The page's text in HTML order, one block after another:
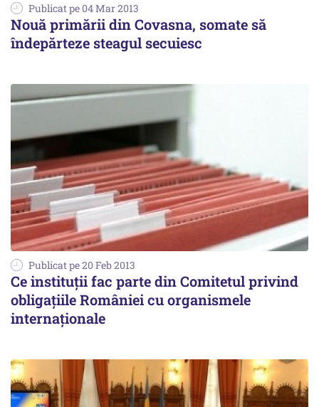
Publicat pe 04 Mar 2013
Nouă primării din Covasna, somate să
îndepărteze steagul secuiesc
Publicat pe 20 Feb 2013
Ce instituții fac parte din Comitetul privind
obligaţiile României cu organismele
internaționale